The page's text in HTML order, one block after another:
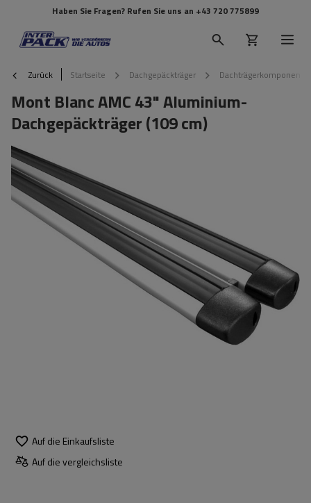
Haben Sie Fragen? Rufen Sie uns an +43 720 775899
Zurück Startseite Dachgepäckträger
Mont Blanc AMC 43" Aluminium-
Dachgepäckträger (109 cm)
Auf die Einkaufsliste
Auf die vergleichsliste